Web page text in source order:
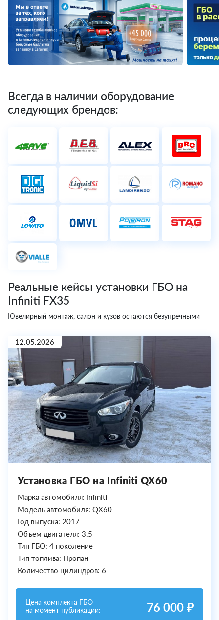
Всегда в наличии оборудование
следующих брендов:
Реальные кейсы установки ГБО на
Infiniti FX35
Ювелирный монтаж, салон и кузов остаются безупречными
12.05.2026
Установка ГБО на Infiniti QX60
Марка автомобиля: Infiniti
Модель автомобиля: QX60
Год выпуска: 2017
Объем двигателя: 3.5
Тип ГБО: 4 поколение
Тип топлива: Пропан
Количество цилиндров: 6
Цена комплекта ГБО
на момент публикации:
76 000 ₽